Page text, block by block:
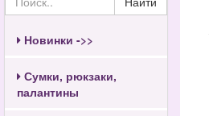
Новинки ->>
Сумки, рюкзаки,
палантины